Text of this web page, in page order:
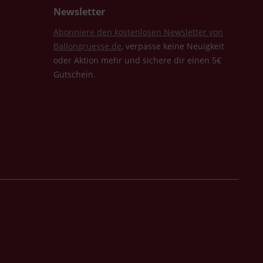
Newsletter
Abonniere den kostenlosen Newsletter von
Ballongruesse.de, verpasse keine Neuigkeit
oder Aktion mehr und sichere dir einen 5€
Gutschein.